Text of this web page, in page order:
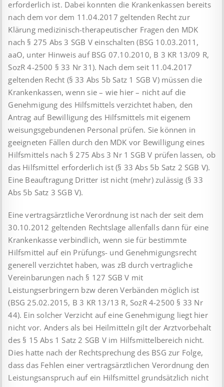
erforderlich ist. Dabei konnten die Krankenkassen bereits
nach dem vor dem 11.04.2017 geltenden Recht zur
Klärung medizinisch-therapeutischer Fragen den MDK
nach § 275 Abs 3 SGB V einschalten (BSG 10.03.2011,
aaO, unter Hinweis auf BSG 07.10.2010, B 3 KR 13/09 R,
SozR 4-2500 § 33 Nr 31). Nach dem seit 11.04.2017
geltenden Recht (§ 33 Abs 5b Satz 1 SGB V) müssen die
Krankenkassen, wenn sie – wie hier – nicht auf die
Genehmigung des Hilfsmittels verzichtet haben, den
Antrag auf Bewilligung des Hilfsmittels mit eigenem
weisungsgebundenen Personal prüfen. Sie können in
geeigneten Fällen durch den MDK vor Bewilligung eines
Hilfsmittels nach § 275 Abs 3 Nr 1 SGB V prüfen lassen, ob
das Hilfsmittel erforderlich ist (§ 33 Abs 5b Satz 2 SGB V).
Eine Beauftragung Dritter ist nicht (mehr) zulässig (§ 33
Abs 5b Satz 3 SGB V).
Eine vertragsärztliche Verordnung ist nach der seit dem
30.10.2012 geltenden Rechtslage allenfalls dann für eine
Krankenkasse verbindlich, wenn sie für bestimmte
Hilfsmittel auf ein Prüfungs- und Genehmigungsrecht
generell verzichtet haben, was zB durch vertragliche
Vereinbarungen nach § 127 SGB V mit
Leistungserbringern bzw deren Verbänden möglich ist
(BSG 25.02.2015, B 3 KR 13/13 R, SozR 4-2500 § 33 Nr
44). Ein solcher Verzicht auf eine Genehmigung liegt hier
nicht vor. Anders als bei Heilmitteln gilt der Arztvorbehalt
des § 15 Abs 1 Satz 2 SGB V im Hilfsmittelbereich nicht.
Dies hatte nach der Rechtsprechung des BSG zur Folge,
dass das Fehlen einer vertragsärztlichen Verordnung den
Leistungsanspruch auf ein Hilfsmittel grundsätzlich nicht